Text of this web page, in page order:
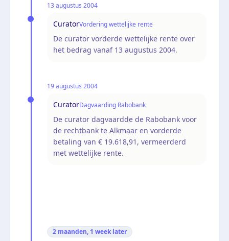
13 augustus 2004
CuratorVordering wettelijke rente
De curator vorderde wettelijke rente over
het bedrag vanaf 13 augustus 2004.
19 augustus 2004
CuratorDagvaarding Rabobank
De curator dagvaardde de Rabobank voor
de rechtbank te Alkmaar en vorderde
betaling van € 19.618,91, vermeerderd
met wettelijke rente.
2 maanden, 1 week later